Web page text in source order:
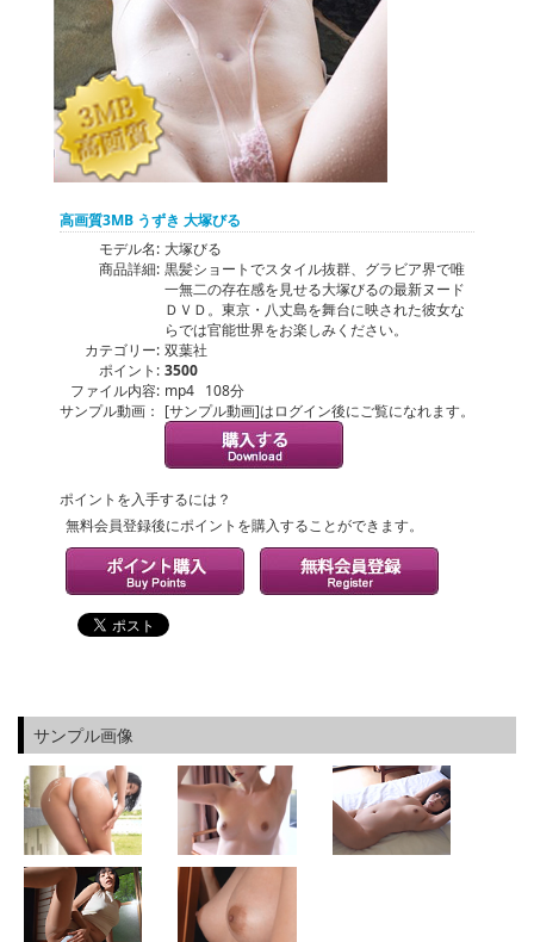
高画質3MB うずき 大塚びる
モデル名: 大塚びる
商品詳細: 黒髪ショートでスタイル抜群、グラビア界で唯
一無二の存在感を見せる大塚びるの最新ヌード
ＤＶＤ。東京・八丈島を舞台に映された彼女な
らでは官能世界をお楽しみください。
カテゴリー: 双葉社
ポイント: 3500
ファイル内容: mp4 108分
サンプル動画： [サンプル動画]はログイン後にご覧になれます。
ポイントを入手するには？
無料会員登録後にポイントを購入することができます。
サンプル画像